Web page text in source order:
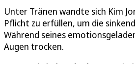
Unter Tränen wandte sich Kim
Pflicht zu erfüllen, um die
Während seines
Augen trocken.